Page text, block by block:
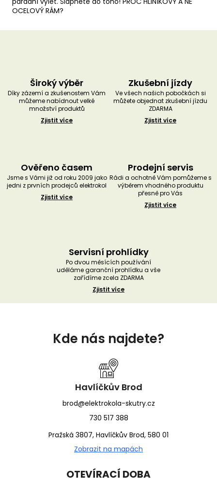
OCELOVÝ RÁM?
Široký výběr
Díky zázemí a zkušenostem Vám
můžeme nabídnout velké
množství produktů
Zjistit více
Zkušební jízdy
Ve všech našich pobočkách si
můžete objednat zkušební jízdu
ZDARMA
Zjistit více
Ověřeno časem
Jsme s Vámi již od roku 2009 jako
jedni z prvních prodejců elektrokol
Zjistit více
Prodejní servis
Rádi a ochotně Vám pomůžeme s
výběrem vhodného produktu
přesně pro Vás
Zjistit více
Servisní prohlídky
Po dvou měsících používání
uděláme garanční prohlídku a vše
zařídíme zcela ZDARMA
Zjistit více
Kde nás najdete?
Havlíčkův Brod
brod@elektrokola-skutry.cz
730 517 388
Pražská 3807, Havlíčkův Brod, 580 01
Zobrazit na mapách
OTEVÍRACÍ DOBA